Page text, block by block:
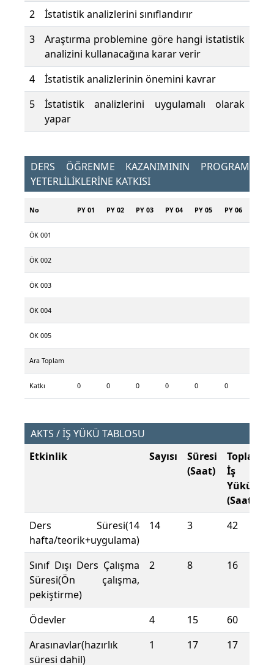
2
İstatistik analizlerini sınıflandırır
3
Araştırma problemine göre hangi istatistik
analizini kullanacağına karar verir
4
İstatistik analizlerinin önemini kavrar
5
İstatistik analizlerini uygulamalı olarak
yapar
DERS ÖĞRENME KAZANIMININ PROGRAM
YETERLİLİKLERİNE KATKISI
No PY 01 PY 02 PY 03 PY 04 PY 05 PY 06
ÖK 001
ÖK 002
ÖK 003
ÖK 004
ÖK 005
Ara Toplam
Katkı 0 0 0 0 0 0
AKTS / İŞ YÜKÜ TABLOSU
Etkinlik
Sayısı
Süresi
(Saat)
Toplam
İş
Yükü
(Saat)
Ders Süresi(14
hafta/teorik+uygulama)
14 3 42
Sınıf Dışı Ders Çalışma
Süresi(Ön çalışma,
pekiştirme)
2 8 16
Ödevler 4 15
60
Arasınavlar(hazırlık
süresi dahil)
1 17 17